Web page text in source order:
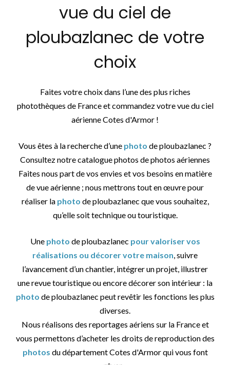
vue du ciel de
ploubazlanec de votre
choix
Faites votre choix dans l’une des plus riches
photothèques de France et commandez votre vue du ciel
aérienne Cotes d'Armor !
Vous êtes à la recherche d’une photo de ploubazlanec ?
Consultez notre catalogue photos de photos aériennes
Faites nous part de vos envies et vos besoins en matière
de vue aérienne ; nous mettrons tout en œuvre pour
réaliser la photo de ploubazlanec que vous souhaitez,
qu’elle soit technique ou touristique.
Une photo de ploubazlanec pour valoriser vos
réalisations ou décorer votre maison , suivre
l’avancement d’un chantier, intégrer un projet, illustrer
une revue touristique ou encore décorer son intérieur : la
photo de ploubazlanec peut revêtir les fonctions les plus
diverses.
Nous réalisons des reportages aériens sur la France et
vous permettons d’acheter les droits de reproduction des
photos du département Cotes d'Armor qui vous font